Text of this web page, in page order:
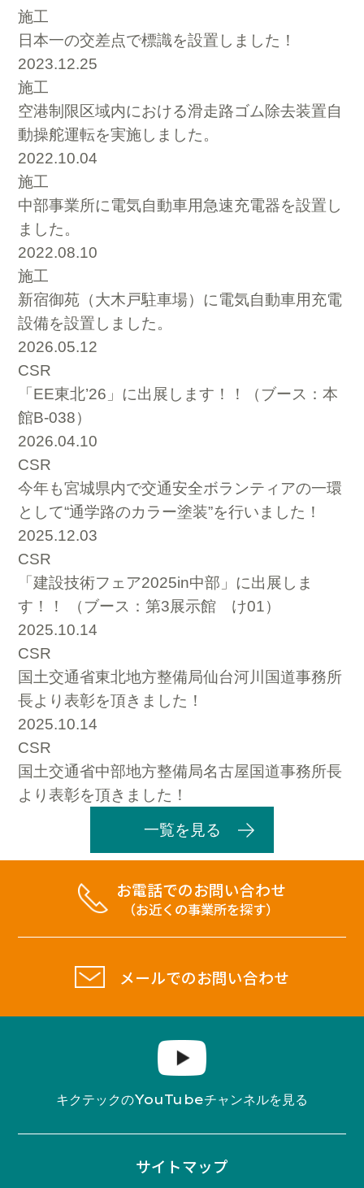
施工
日本一の交差点で標識を設置しました！
2023.12.25
施工
空港制限区域内における滑走路ゴム除去装置自
動操舵運転を実施しました。
2022.10.04
施工
中部事業所に電気自動車用急速充電器を設置し
ました。
2022.08.10
施工
新宿御苑（大木戸駐車場）に電気自動車用充電
設備を設置しました。
2026.05.12
CSR
「EE東北’26」に出展します！！（ブース：本
館B-038）
2026.04.10
CSR
今年も宮城県内で交通安全ボランティアの一環
として“通学路のカラー塗装”を行いました！
2025.12.03
CSR
「建設技術フェア2025in中部」に出展しま
す！！ （ブース：第3展示館 け01）
2025.10.14
CSR
国土交通省東北地方整備局仙台河川国道事務所
長より表彰を頂きました！
2025.10.14
CSR
国土交通省中部地方整備局名古屋国道事務所長
より表彰を頂きました！
一覧を見る
お電話でのお問い合わせ
（お近くの事業所を探す）
メールでのお問い合わせ
キクテックのYouTubeチャンネルを見る
サイトマップ